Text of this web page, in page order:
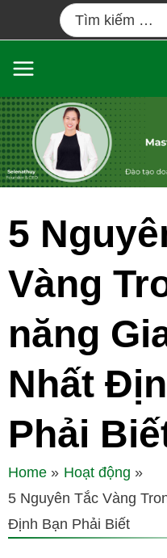
5
Vàng
năng
Nhất
Phải
Home
Hoạt động
5 Nguyên Tắc Vàng
Định Bạn Phải Biết